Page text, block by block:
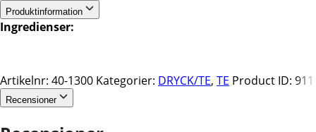
Produktinformation
Ingredienser:
Artikelnr: 40-1300 Kategorier: DRYCK/TE, TE Product ID: 911
Recensioner